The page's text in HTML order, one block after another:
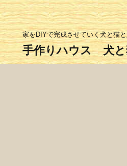
家をDIYで完成させていく犬と猫
手作りハウス 犬と